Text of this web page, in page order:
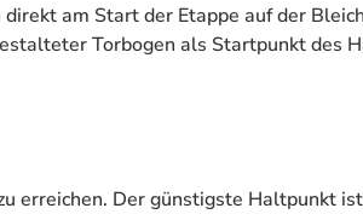
am Start der Etappe auf der
Torbogen als Startpunkt des
erreichen. Der günstigste Haltpunkt